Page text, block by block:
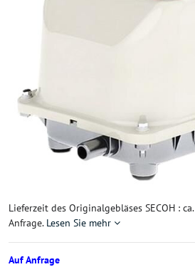
Lieferzeit des Originalgebläses SECOH :
Anfrage. Lesen Sie mehr
Auf Anfrage